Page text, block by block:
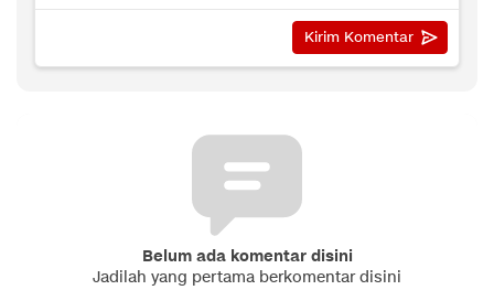
Belum ada komentar disini
Jadilah yang pertama berkomentar disini